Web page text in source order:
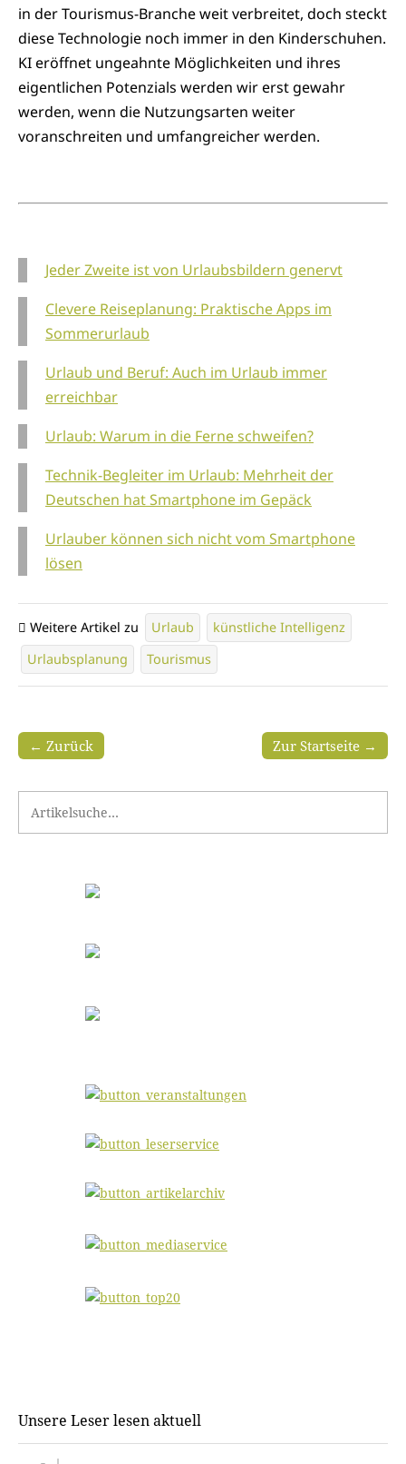
in der Tourismus-Branche weit verbreitet, doch steckt
diese Technologie noch immer in den Kinderschuhen.
KI eröffnet ungeahnte Möglichkeiten und ihres
eigentlichen Potenzials werden wir erst gewahr
werden, wenn die Nutzungsarten weiter
voranschreiten und umfangreicher werden.
Jeder Zweite ist von Urlaubsbildern genervt
Clevere Reiseplanung: Praktische Apps im
Sommerurlaub
Urlaub und Beruf: Auch im Urlaub immer
erreichbar
Urlaub: Warum in die Ferne schweifen?
Technik-Begleiter im Urlaub: Mehrheit der
Deutschen hat Smartphone im Gepäck
Urlauber können sich nicht vom Smartphone
lösen
Weitere Artikel zu Urlaub
künstliche Intelligenz
Urlaubsplanung
Tourismus
Zur Startseite →
← Zurück
Unsere Leser lesen aktuell